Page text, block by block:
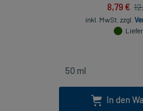
8,79 €
inkl. MwSt. zzgl.
In den